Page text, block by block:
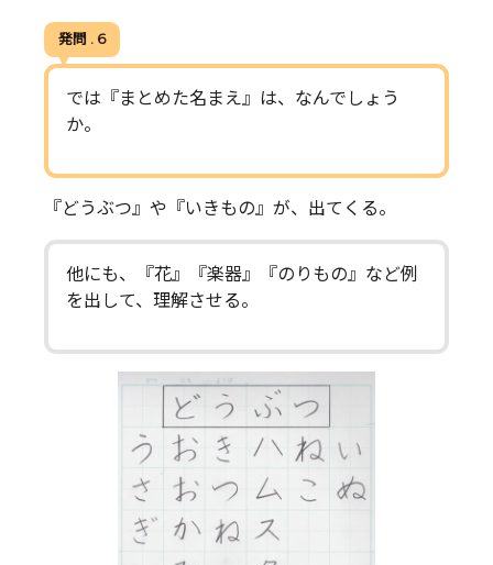
発問 . 6
では『まとめた名まえ』は、なんでしょう
か。
『どうぶつ』や『いきもの』が、出てくる。
他にも、『花』『楽器』『のりもの』など例
を出して、理解させる。